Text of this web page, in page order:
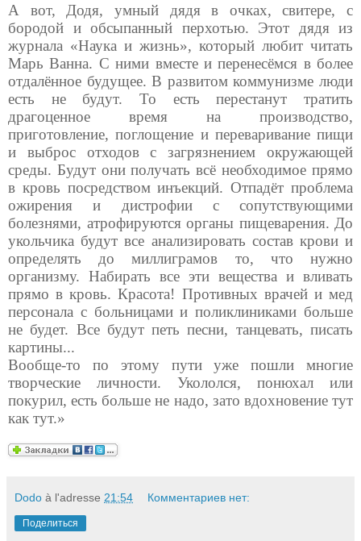
А вот, Додя, умный дядя в очках, свитере, с
бородой и обсыпанный перхотью. Этот дядя из
журнала «Наука и жизнь», который любит читать
Марь Ванна. С ними вместе и перенесёмся в более
отдалённое будущее. В развитом коммунизме люди
есть не будут. То есть перестанут тратить
драгоценное время на производство,
приготовление, поглощение и переваривание пищи
и выброс отходов с загрязнением окружающей
среды. Будут они получать всё необходимое прямо
в кровь посредством инъекций. Отпадёт проблема
ожирения и дистрофии с сопутствующими
болезнями, атрофируются органы пищеварения. До
укольчика будут все анализировать состав крови и
определять до миллиграмов то, что нужно
организму. Набирать все эти вещества и вливать
прямо в кровь. Красота! Противных врачей и мед
персонала с больницами и поликлиниками больше
не будет. Все будут петь песни, танцевать, писать
картины...
Вообще-то по этому пути уже пошли многие
творческие личности. Укололся, понюхал или
покурил, есть больше не надо, зато вдохновение тут
как тут.»
Dodo à l'adresse 21:54 Комментариев нет:
Поделиться